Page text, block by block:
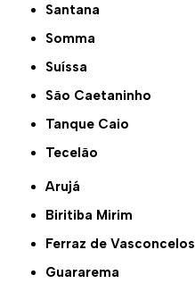
Santana
Somma
Suíssa
São Caetaninho
Tanque Caio
Tecelão
Arujá
Biritiba Mirim
Ferraz de Vasconcelos
Guararema